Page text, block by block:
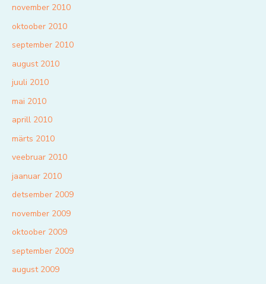
november 2010
oktoober 2010
september 2010
august 2010
juuli 2010
mai 2010
aprill 2010
märts 2010
veebruar 2010
jaanuar 2010
detsember 2009
november 2009
oktoober 2009
september 2009
august 2009